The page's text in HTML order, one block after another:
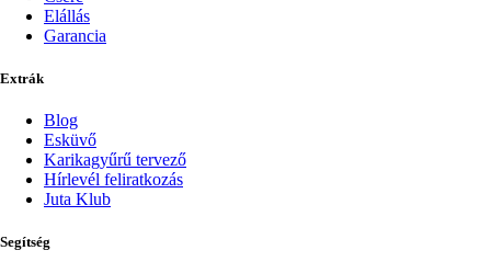
Elállás
Garancia
Extrák
Blog
Esküvő
Karikagyűrű tervező
Hírlevél feliratkozás
Juta Klub
Segítség